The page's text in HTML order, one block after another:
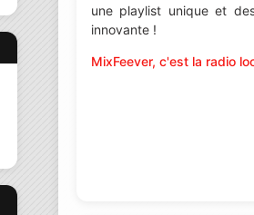
une playlist unique et
innovante !
MixFeever, c'est la radio